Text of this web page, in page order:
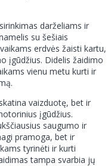
darželiams ir
su šešiais
erdvės žaisti kartu,
įgūdžius. Didelis žaidimo
vienu metu kurti ir
vaizduotę, bet ir
įgūdžius.
saugumo ir
pramoga, bet ir
tyrinėti ir kurti
tampa svarbia jų